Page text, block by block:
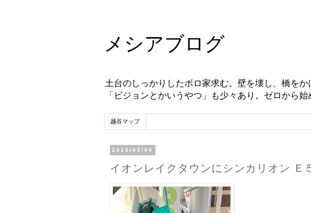
メシアブログ
土台のしっかりしたボロ家求む。壁を壊し、橋を
「ビジョンとかいうやつ」も少々あり。ゼロから始
越谷マップ
2018/03/04
イオンレイクタウンにシンカリオン Ｅ